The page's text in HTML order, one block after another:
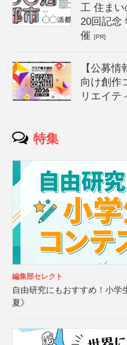
工 住ま
20回記念
催[PR]
【公募
向け創作
リエイテ
特集
編集部セレクト
自由研究にもおすすめ！小学
夏》